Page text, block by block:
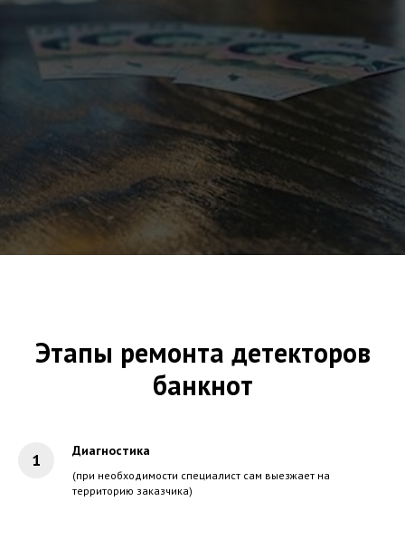
Этапы ремонта детекторов
банкнот
Диагностика
(при необходимости специалист сам выезжает на
территорию заказчика)